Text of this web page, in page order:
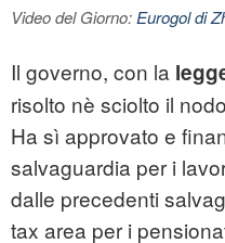
Video del Giorno:Eurogol di
Il governo, con la
risolto nè sciolto il
Ha sì approvato e
salvaguardia per i
dalle precedenti
tax area per i